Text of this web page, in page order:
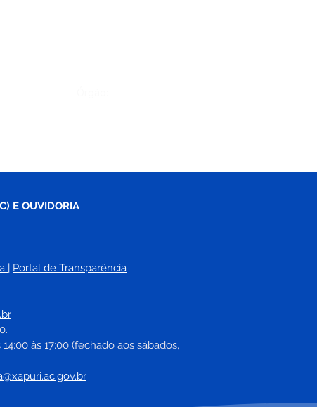
E OUVIDORIA
| Portal de Transparência
às 17:00 (fechado aos sábados,